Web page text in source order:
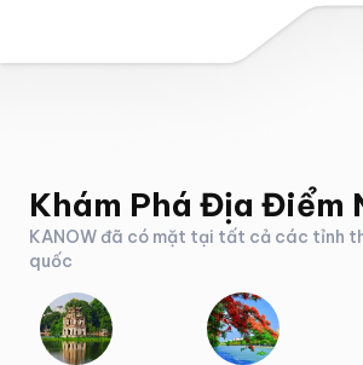
Khám Phá Địa Điểm
KANOW đã có mặt tại tất cả các tỉnh
quốc